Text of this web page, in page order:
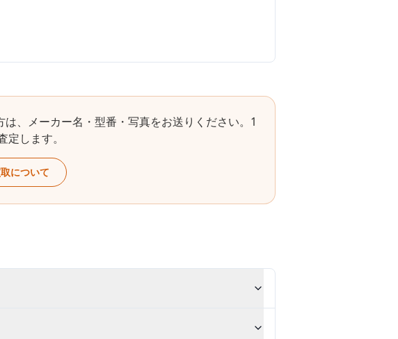
、メーカー名・型番・写真をお送りください。1
します。
について